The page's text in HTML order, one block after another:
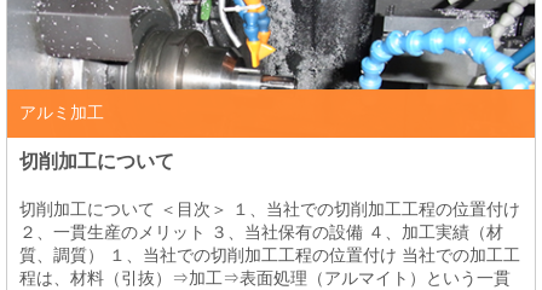
アルミ加工
切削加工について
切削加工について ＜目次＞ １、当社での切削加工工程の位置付け
２、一貫生産のメリット ３、当社保有の設備 ４、加工実績（材
質、調質） １、当社での切削加工工程の位置付け 当社での加工工
程は、材料（引抜）⇒加工⇒表面処理（アルマイト）という一貫